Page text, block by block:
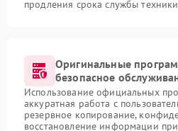
продления срока службы техники
Оригинальные
безопасное
Использование официальных
аккуратная работа с
резервное копирование,
восстановление информации